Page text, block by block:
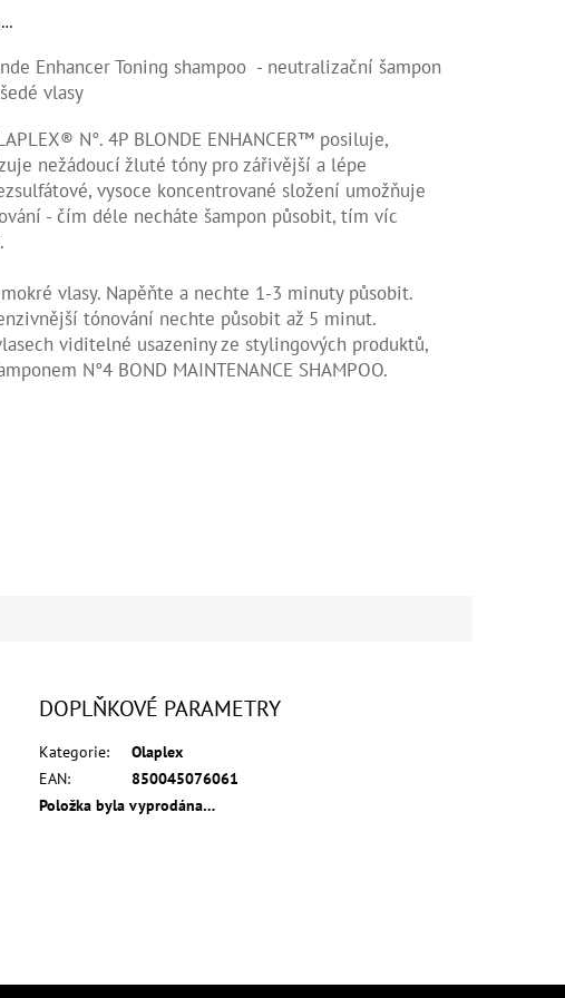
Enhancer Toning shampoo - neutralizační šampon
vlasy
N°. 4P BLONDE ENHANCER™ posiluje,
nežádoucí žluté tóny pro zářivější a lépe
vysoce koncentrované složení umožňuje
- čím déle necháte šampon působit, tím víc
vlasy. Napěňte a nechte 1-3 minuty působit.
tónování nechte působit až 5 minut.
viditelné usazeniny ze stylingových produktů,
N°4 BOND MAINTENANCE SHAMPOO.
DOPLŇKOVÉ PARAMETRY
Kategorie:
Olaplex
EAN:
850045076061
Položka byla vyprodána…